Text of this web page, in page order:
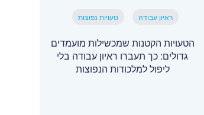
ראיון עבודה טעויות נפוצות
הטעויות הקטנות שמכשילות מועמדים
גדולים: כך תעברו ראיון עבודה בלי
ליפול למלכודות הנפוצות